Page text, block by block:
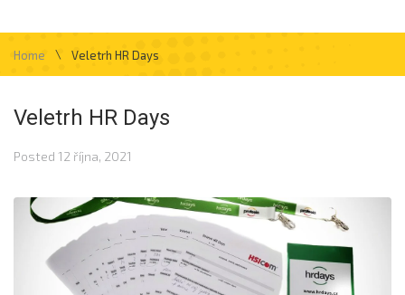
Home \ Veletrh HR Days
Veletrh HR Days
Posted 12 října, 2021